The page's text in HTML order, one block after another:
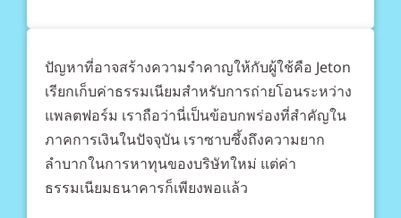
ปัญหาที่อาจสร้างความรำคาญให้กับผู้ใช้คือ Jeton
เรียกเก็บค่าธรรมเนียมสำหรับการถ่ายโอนระหว่าง
แพลตฟอร์ม เราถือว่านี่เป็นข้อบกพร่องที่สำคัญใน
ภาคการเงินในปัจจุบัน เราซาบซึ้งถึงความยาก
ลำบากในการหาทุนของบริษัทใหม่ แต่ค่า
ธรรมเนียมธนาคารก็เพียงพอแล้ว